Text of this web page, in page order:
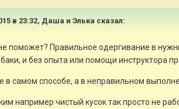
в 23:32, Даша и Элька сказал:
поможет? Правильное одергивание в
и без опыта или помощи инструктора
в самом способе, а в неправильном
например чистый кусок так просто не